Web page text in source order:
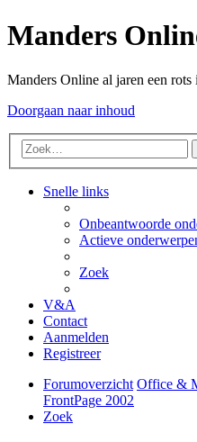
Manders
Manders Online al jaren een rots
Doorgaan naar inhoud
Snelle links
Onbeantwoorde
Actieve
Zoek
V&A
Contact
Aanmelden
Registreer
Forumoverzicht Office &
FrontPage 2002
Zoek